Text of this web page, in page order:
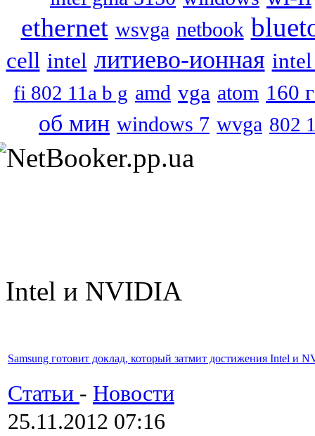
ethernet wsvga netbook
cell intel литиево-ионная
fi 802 11a b g amd vga atom 160
об мин windows 7 wvga 802
Intel и NVIDIA
Samsung готовит доклад, который затмит достижения Intel и
Статьи - Новости
25.11.2012 07:16